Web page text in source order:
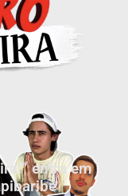
entra em